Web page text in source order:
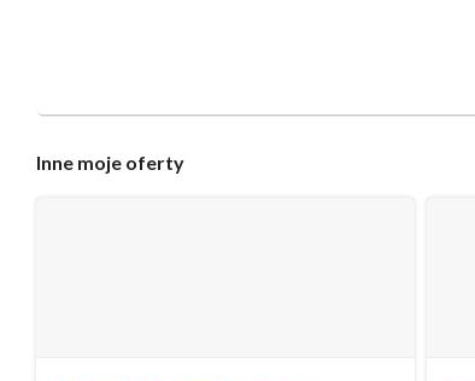
Inne moje oferty